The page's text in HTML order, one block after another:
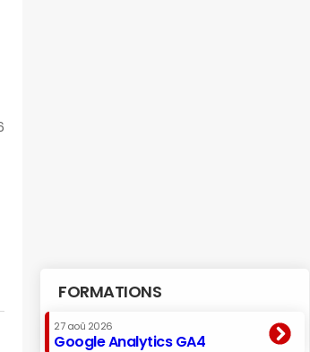
FORMATIONS
27 aoû 2026
Google Analytics GA4